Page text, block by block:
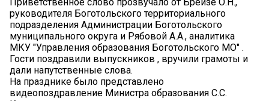
Приветственное слово прозвучало от Брейзе О.Н.,
руководителя Боготольского территориального
подразделения Администрации Боготольского
муниципального округа и Рябовой А.А., аналитика
МКУ "Управления образования Боготольского МО" .
Гости поздравили выпускников , вручили грамоты и
дали напутственные слова.
На празднике было представлено
видеопоздравление Министра образования С.С.